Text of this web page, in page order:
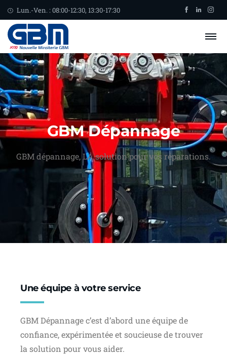
Lun.-Ven. : 08:00-12:30, 13:30-17:30
GBM Dépannage
GBM dépannage, LA solution pour vos réparations.
Une équipe à votre service
GBM Dépannage c’est d’abord une équipe de
confiance, expérimentée et soucieuse de trouver
la solution pour vous aider.